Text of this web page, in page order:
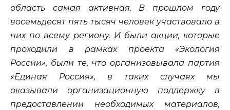
область самая активная. В прошлом году
восемьдесят пять тысяч человек участвовало в
них по всему региону. И были акции, которые
проходили в рамках проекта «Экология
России», были те, что организовывала партия
«Единая Россия», в таких случаях мы
оказывали организационную поддержку в
предоставлении необходимых материалов,